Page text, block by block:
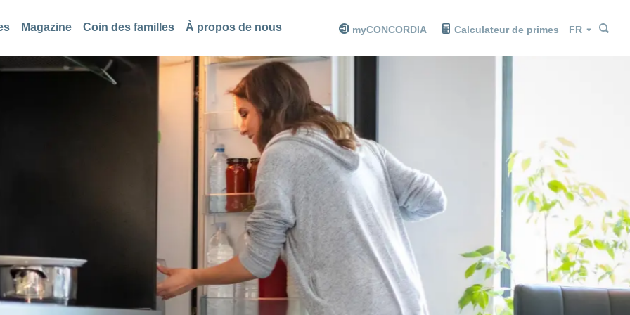
Magazine Coin des familles À propos de nous myCONCORDIA Calculateur de primes Langue